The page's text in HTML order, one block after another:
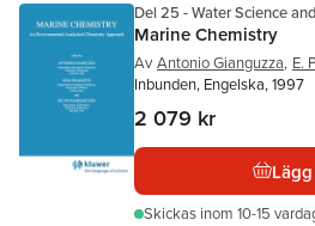
Del 25 - Water Science
Marine Chemistry
Av Antonio Gianguzza, E.
Inbunden, Engelska, 1997
2 079 kr
Skickas inom 10-15